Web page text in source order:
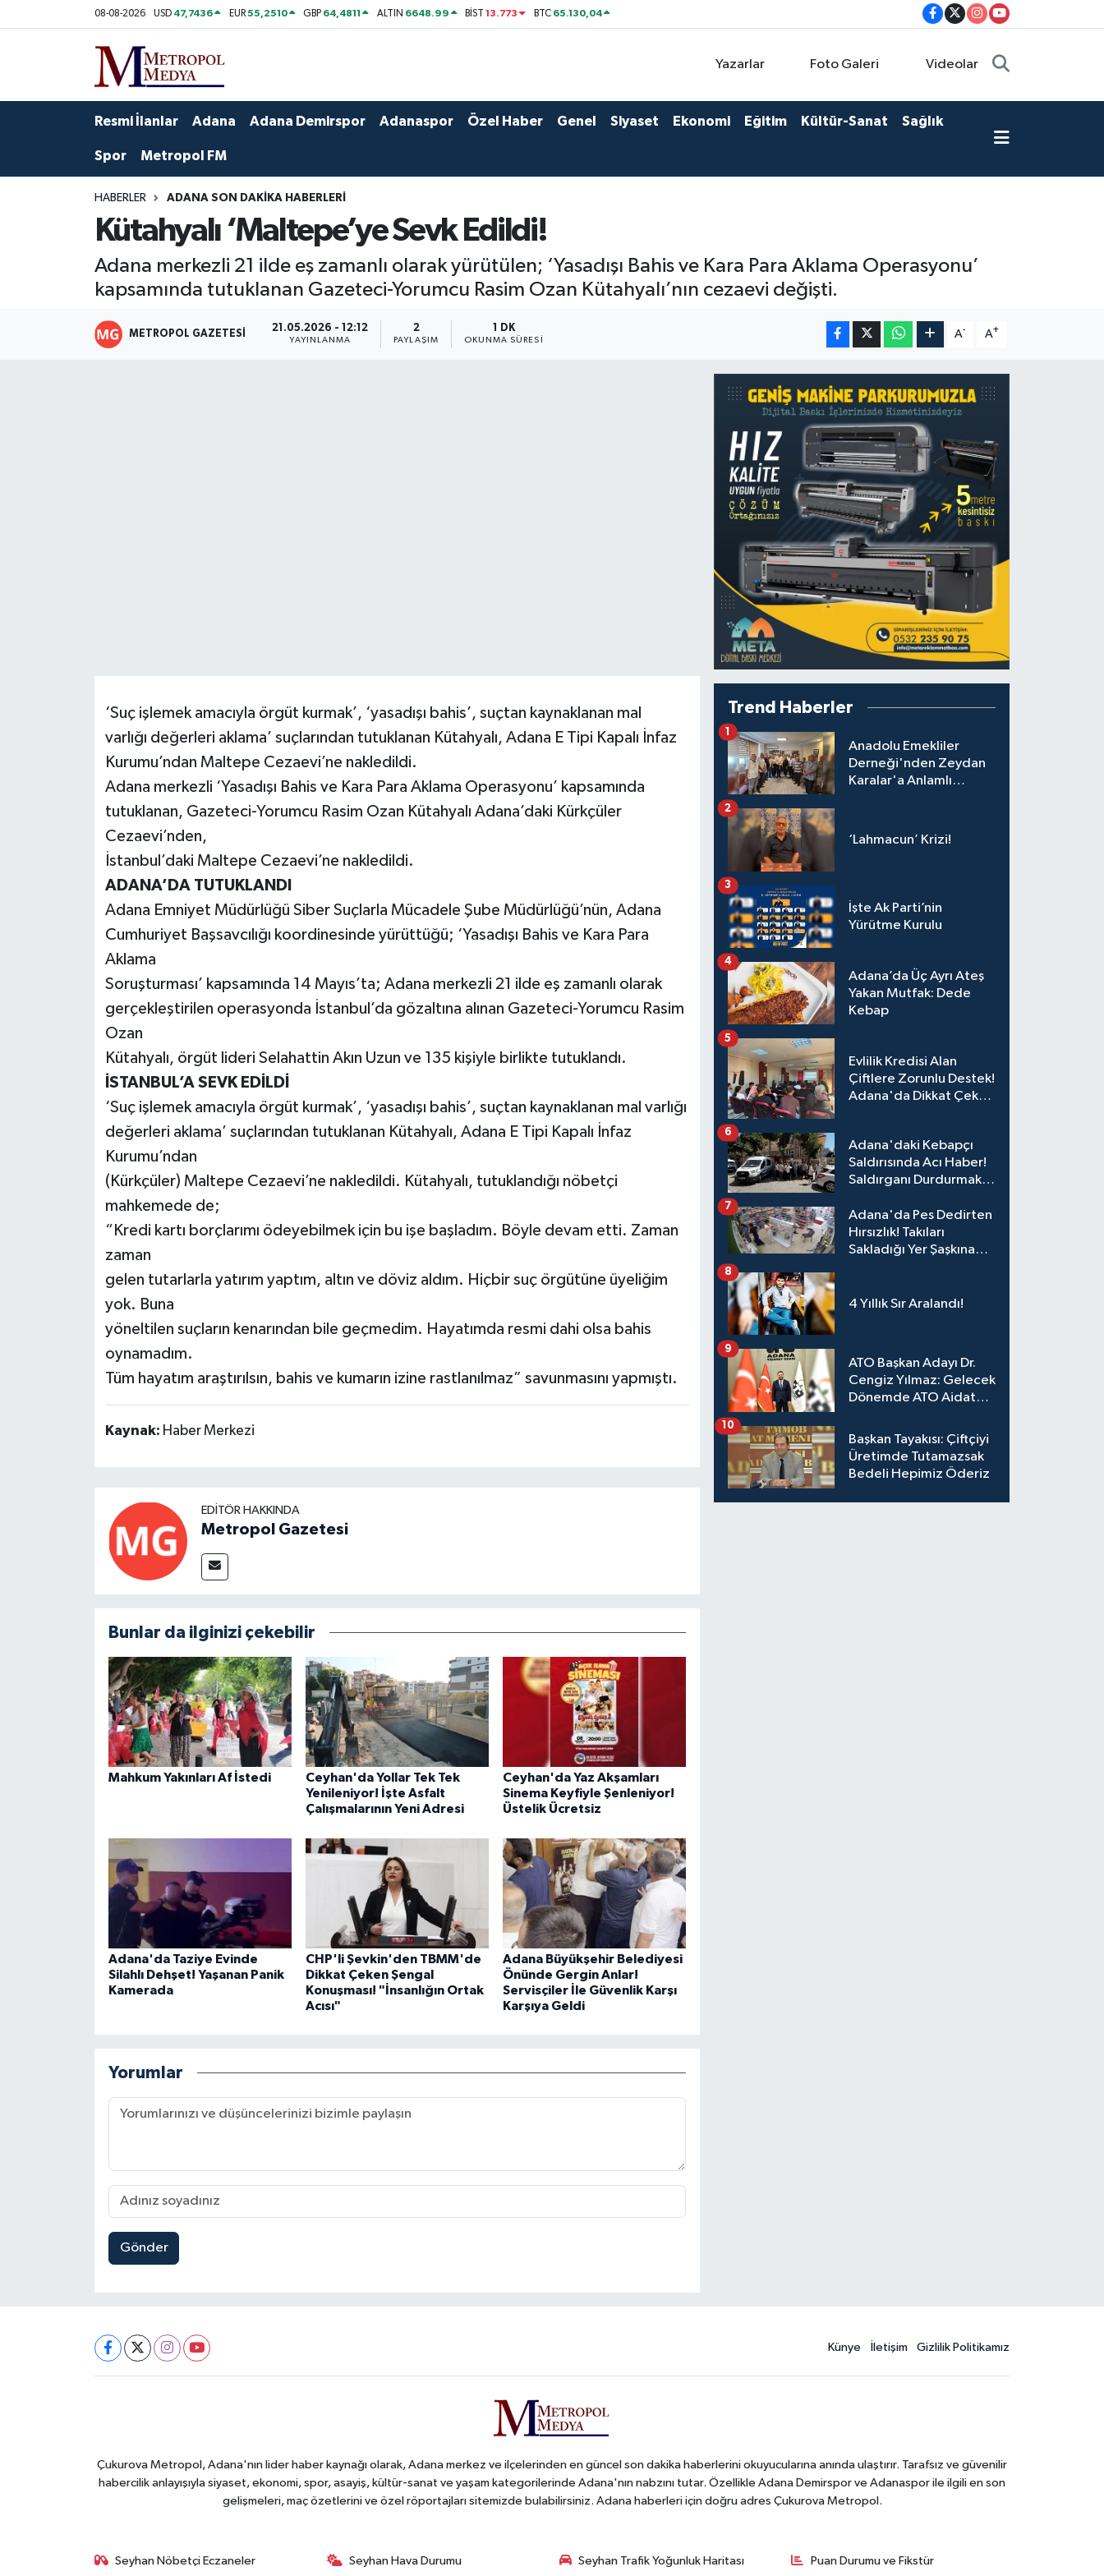
08-08-2026 USD 47,7436 EUR55,2510 GBP 64,4811 ALTIN 6648.99 BİST13.773 BTC 65.130,04
Yazarlar Foto Galeri Videolar
Resmi İlanlar Adana Adana Demirspor Adanaspor Özel Haber Genel Siyaset Ekonomi Eğitim Kültür-Sanat Sağlık
Spor Metropol FM
HABERLER ADANA SON DAKIKA HABERLERI
Kütahyalı ‘Maltepe’ye Sevk Edildi!
Adana merkezli 21 ilde eş zamanlı olarak yürütülen; ‘Yasadışı Bahis ve Kara Para Aklama Operasyonu’
kapsamında tutuklanan Gazeteci-Yorumcu Rasim Ozan Kütahyalı’nın cezaevi değişti.
METROPOL GAZETESI 21.05.2026 - 12:12
YAYINLANMA
2
PAYLAŞIM
1 DK
OKUNMA SÜRESI
A- A+
‘Suç işlemek amacıyla örgüt kurmak’, ‘yasadışı bahis’, suçtan kaynaklanan mal
varlığı değerleri aklama’ suçlarından tutuklanan Kütahyalı, Adana E Tipi Kapalı İnfaz
Kurumu’ndan Maltepe Cezaevi’ne nakledildi.
Adana merkezli ‘Yasadışı Bahis ve Kara Para Aklama Operasyonu’ kapsamında
tutuklanan, Gazeteci-Yorumcu Rasim Ozan Kütahyalı Adana’daki Kürkçüler
Cezaevi’nden,
İstanbul’daki Maltepe Cezaevi’ne nakledildi.
ADANA’DA TUTUKLANDI
Adana Emniyet Müdürlüğü Siber Suçlarla Mücadele Şube Müdürlüğü’nün, Adana
Cumhuriyet Başsavcılığı koordinesinde yürüttüğü; ‘Yasadışı Bahis ve Kara Para
Aklama
Soruşturması’ kapsamında 14 Mayıs’ta; Adana merkezli 21 ilde eş zamanlı olarak
gerçekleştirilen operasyonda İstanbul’da gözaltına alınan Gazeteci-Yorumcu Rasim
Ozan
Kütahyalı, örgüt lideri Selahattin Akın Uzun ve 135 kişiyle birlikte tutuklandı.
İSTANBUL’A SEVK EDİLDİ
‘Suç işlemek amacıyla örgüt kurmak’, ‘yasadışı bahis’, suçtan kaynaklanan mal varlığı
değerleri aklama’ suçlarından tutuklanan Kütahyalı, Adana E Tipi Kapalı İnfaz
Kurumu’ndan
(Kürkçüler) Maltepe Cezaevi’ne nakledildi. Kütahyalı, tutuklandığı nöbetçi
mahkemede de;
“Kredi kartı borçlarımı ödeyebilmek için bu işe başladım. Böyle devam etti. Zaman
zaman
gelen tutarlarla yatırım yaptım, altın ve döviz aldım. Hiçbir suç örgütüne üyeliğim
yok. Buna
yöneltilen suçların kenarından bile geçmedim. Hayatımda resmi dahi olsa bahis
oynamadım.
Tüm hayatım araştırılsın, bahis ve kumarın izine rastlanılmaz” savunmasını yapmıştı.
Kaynak: Haber Merkezi
EDITÖR HAKKINDA
Metropol Gazetesi
Bunlar da ilginizi çekebilir
Mahkum Yakınları Af İstedi
Ceyhan'da Yollar Tek Tek
Yenileniyor! İşte Asfalt
Çalışmalarının Yeni Adresi
Ceyhan'da Yaz Akşamları
Sinema Keyfiyle Şenleniyor!
Üstelik Ücretsiz
Adana'da Taziye Evinde
Silahlı Dehşet! Yaşanan Panik
Kamerada
CHP'li Şevkin'den TBMM'de
Dikkat Çeken Şengal
Konuşması! "İnsanlığın Ortak
Acısı"
Adana Büyükşehir Belediyesi
Önünde Gergin Anlar!
Servisçiler İle Güvenlik Karşı
Karşıya Geldi
Yorumlar
Gönder
Trend Haberler
Anadolu Emekliler
Derneği'nden Zeydan
Karalar'a Anlamlı
1
‘Lahmacun’ Krizi!
2
İşte Ak Parti’nin
Yürütme Kurulu
3
Adana’da Üç Ayrı Ateş
Yakan Mutfak: Dede
Kebap
4
Evlilik Kredisi Alan
Çiftlere Zorunlu Destek!
Adana'da Dikkat Çeken
5
Adana'daki Kebapçı
Saldırısında Acı Haber!
Saldırganı Durdurmak
Kaybetti
6
Adana'da Pes Dedirten
Hırsızlık! Takıları
Sakladığı Yer Şaşkına
7
4 Yıllık Sır Aralandı!
8
ATO Başkan Adayı Dr.
Cengiz Yılmaz: Gelecek
Dönemde ATO Aidat
Üyelerimize Ve
Adana'ya Yatırılacak
9
Başkan Tayakısı: Çiftçiyi
Üretimde Tutamazsak
Bedeli Hepimiz Öderiz
10
Künye İletişim Gizlilik Politikamız
Çukurova Metropol, Adana'nın lider haber kaynağı olarak, Adana merkez ve ilçelerinden en güncel son dakika haberlerini okuyucularına anında ulaştırır. Tarafsız ve güvenilir
habercilik anlayışıyla siyaset, ekonomi, spor, asayiş, kültür-sanat ve yaşam kategorilerinde Adana'nın nabzını tutar. Özellikle Adana Demirspor ve Adanaspor ile ilgili en son
gelişmeleri, maç özetlerini ve özel röportajları sitemizde bulabilirsiniz. Adana haberleri için doğru adres Çukurova Metropol.
Seyhan Nöbetçi Eczaneler Seyhan Hava Durumu Seyhan Trafik Yoğunluk Haritası Puan Durumu ve Fikstür
Ekonomi
Özel Haberler
Yerel Yönetim
Yazarlar
Foto Galeri
Seyhan Nöbetçi Eczaneler
Seyhan Hava Durumu
Tüm Manşetler
Son Dakika Haberleri